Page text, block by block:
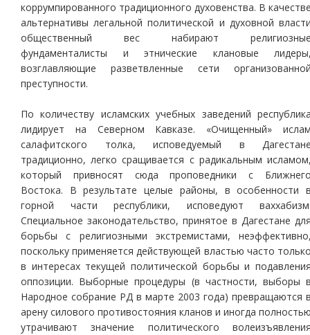
коррумпированного традиционного духовенства. В
альтернативы легальной политической и духовной
общественный вес набирают
фундаменталисты и этнические клановые
возглавляющие разветвленные сети
преступности.
По количеству исламских учебных заведений
лидирует на Северном Кавказе. «Очищенный»
салафитского толка, исповедуемый в
традиционно, легко сращивается с радикальным
который привносят сюда проповедники с
Востока. В результате целые районы, в особенности
горной части республики, исповедуют
Специальное законодательство, принятое в Дагестане
борьбы с религиозными экстремистами,
поскольку применяется действующей властью часто
в интересах текущей политической борьбы и
оппозиции. Выборные процедуры (в частности, выборы
Народное собрание РД в марте 2003 года) превращаются
арену силового противостояния кланов и иногда
утрачивают значение политического